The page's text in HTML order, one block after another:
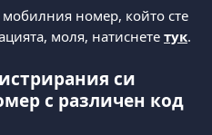
номер, който сте
моля, натиснете тук.
си
с различен код